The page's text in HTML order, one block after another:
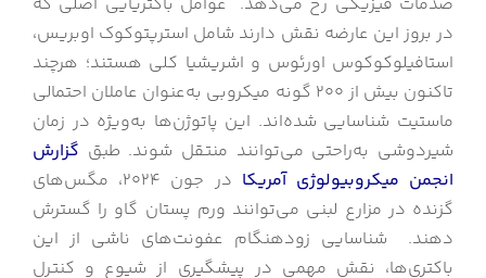
در بروز این عارضه نقش دارند شامل استرپتوکوک اوبریس،
استافیلوکوکوس اورئوس و اشریشیا کلی هستند؛ هرچند
تاکنون بیش از ۲۰۰ گونه میکروبی به‌عنوان عاملان احتمالی
ماستیت شناسایی شده‌اند. این پاتوژن‌ها به‌ویژه در زمان
شیردوشی به‌راحتی می‌توانند منتقل شوند. طبق گزارش
انجمن میکروبیولوژی آمریکا
در جون 2024، مگس‌های
گزنده در مزارع لبنی می‌توانند ورم پستان گاو را گسترش
دهند. شناسایی زودهنگام عفونت‌های ناشی از این
باکتری‌ها، نقش مهمی در پیشگیری از شیوع و کنترل